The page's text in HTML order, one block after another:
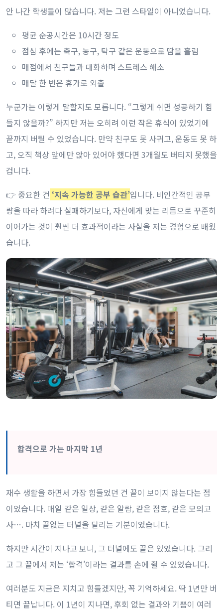
안 나간 학생들이 많습니다. 저는 그런 스타일이 아니었습니다.
평균 순공시간은 10시간 정도
점심 후에는 축구, 농구, 탁구 같은 운동으로 땀을 흘림
매점에서 친구들과 대화하며 스트레스 해소
매달 한 번은 휴가로 외출
누군가는 이렇게 말할지도 모릅니다. “그렇게 쉬면 성공하기 힘
들지 않을까?” 하지만 저는 오히려 이런 작은 휴식이 있었기에
끝까지 버틸 수 있었습니다. 만약 친구도 못 사귀고, 운동도 못 하
고, 오직 책상 앞에만 앉아 있어야 했다면 3개월도 버티지 못했을
겁니다.
👉 중요한 건 ‘지속 가능한 공부 습관’입니다. 비인간적인 공부
량을 따라 하려다 실패하기보다, 자신에게 맞는 리듬으로 꾸준히
이어가는 것이 훨씬 더 효과적이라는 사실을 저는 경험으로 배웠
습니다.
합격으로 가는 마지막 1년
재수 생활을 하면서 가장 힘들었던 건 끝이 보이지 않는다는 점
이었습니다. 매일 같은 일상, 같은 알람, 같은 점호, 같은 모의고
사…. 마치 끝없는 터널을 달리는 기분이었습니다.
하지만 시간이 지나고 보니, 그 터널에도 끝은 있었습니다. 그리
고 그 끝에서 저는 ‘합격’이라는 결과를 손에 쥘 수 있었습니다.
여러분도 지금은 지치고 힘들겠지만, 꼭 기억하세요. 딱 1년만 버
티면 끝납니다. 이 1년이 지나면, 후회 없는 결과와 기쁨이 여러